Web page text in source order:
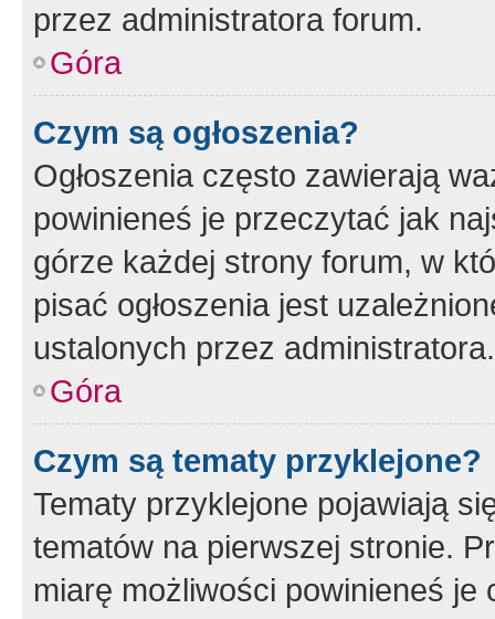
przez administratora forum.
Góra
Czym są ogłoszenia?
Ogłoszenia często zawierają
powinieneś je przeczytać jak
górze każdej strony forum, w
pisać ogłoszenia jest
ustalonych przez administratora.
Góra
Czym są tematy przyklejone?
Tematy przyklejone pojawiają
tematów na pierwszej stronie.
miarę możliwości powinieneś je